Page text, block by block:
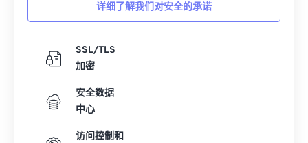
详细了解我们对安全的承诺
SSL/TLS
加密
安全数据
中心
访问控制和